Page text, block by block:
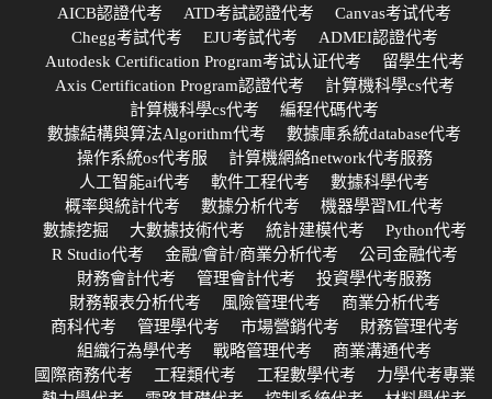
AICB認證代考
ATD考試認證代考
Canvas考试代考
Chegg考試代考
EJU考試代考
ADMEI認證代考
Autodesk Certification Program考试认证代考
留學生代考
Axis Certification Program認證代考
計算機科學cs代考
計算機科學cs代考
編程代碼代考
數據結構與算法Algorithm代考
數據庫系統database代考
操作系統os代考服
計算機網絡network代考服務
人工智能ai代考
軟件工程代考
數據科學代考
概率與統計代考
數據分析代考
機器學習ML代考
數據挖掘
大數據技術代考 統計建模代考
Python代考
R Studio代考
金融/會計/商業分析代考
公司金融代考
財務會計代考
管理會計代考
投資學代考服務
財務報表分析代考
風險管理代考
商業分析代考
商科代考
管理學代考 市場營銷代考
財務管理代考
組織行為學代考
戰略管理代考
商業溝通代考
國際商務代考
工程類代考 工程數學代考
力學代考專業